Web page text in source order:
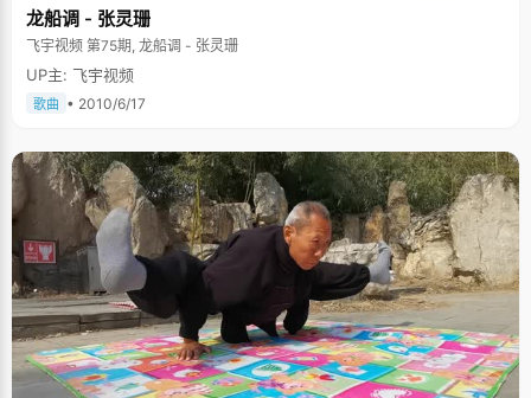
龙船调 - 张灵珊
飞宇视频 第75期, 龙船调 - 张灵珊
UP主: 飞宇视频
歌曲 • 2010/6/17